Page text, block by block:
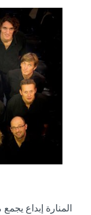
المنارة إبداع